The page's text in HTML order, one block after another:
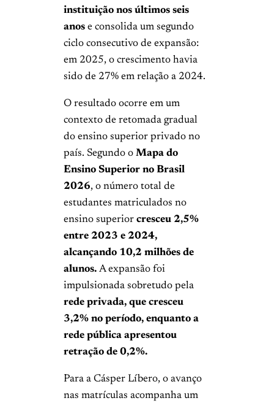
instituição nos últimos seis
anos e consolida um segundo
ciclo consecutivo de expansão:
em 2025, o crescimento havia
sido de 27% em relação a 2024.
O resultado ocorre em um
contexto de retomada gradual
do ensino superior privado no
país. Segundo o Mapa do
Ensino Superior no Brasil
2026, o número total de
estudantes matriculados no
ensino superior cresceu 2,5%
entre 2023 e 2024,
alcançando 10,2 milhões de
alunos. A expansão foi
impulsionada sobretudo pela
rede privada, que cresceu
3,2% no período, enquanto a
rede pública apresentou
retração de 0,2%.
Para a Cásper Líbero, o avanço
nas matrículas acompanha um